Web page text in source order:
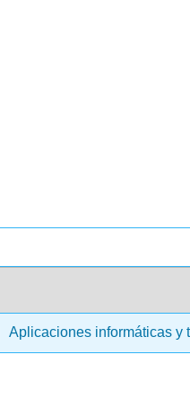
Aplicaciones informáticas y